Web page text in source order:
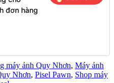
đơn hàng
máy ảnh Quy Nhơn, Máy ảnh
Nhơn, Pisel Pawn, Shop máy